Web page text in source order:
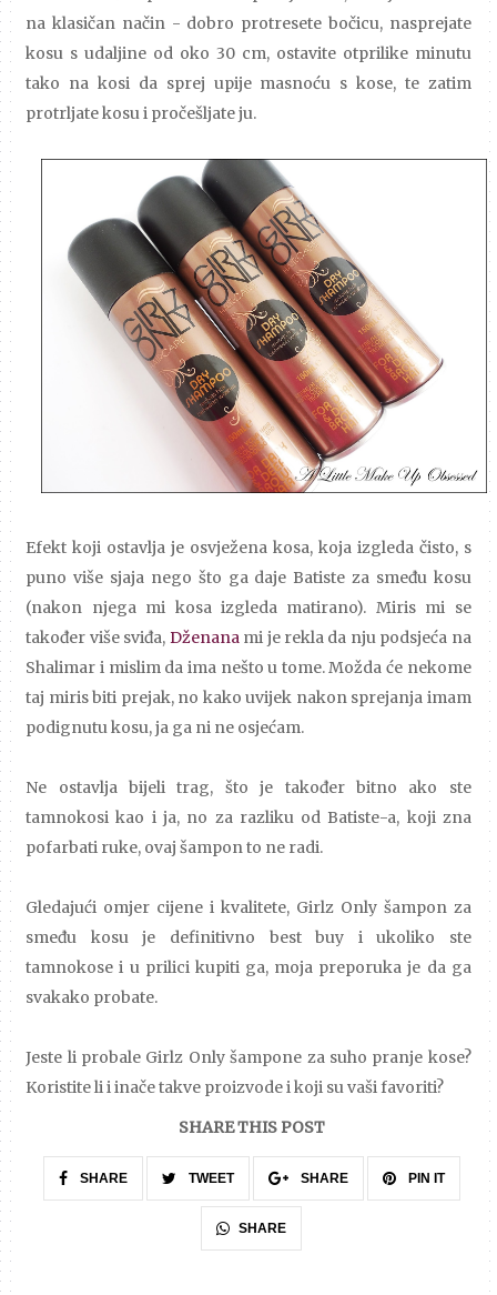
na klasičan način - dobro protresete bočicu, nasprejate
kosu s udaljine od oko 30 cm, ostavite otprilike minutu
tako na kosi da sprej upije masnoću s kose, te zatim
protrljate kosu i pročešljate ju.
Efekt koji ostavlja je osvježena kosa, koja izgleda čisto, s
puno više sjaja nego što ga daje Batiste za smeđu kosu
(nakon njega mi kosa izgleda matirano). Miris mi se
također više sviđa, Dženanami je rekla da nju podsjeća na
Shalimar i mislim da ima nešto u tome. Možda će nekome
taj miris biti prejak, no kako uvijek nakon sprejanja imam
podignutu kosu, ja ga ni ne osjećam.
Ne ostavlja bijeli trag, što je također bitno ako ste
tamnokosi kao i ja, no za razliku od Batiste-a, koji zna
pofarbati ruke, ovaj šampon to ne radi.
Gledajući omjer cijene i kvalitete, Girlz Only šampon za
smeđu kosu je definitivno best buy i ukoliko ste
tamnokose i u prilici kupiti ga, moja preporuka je da ga
svakako probate.
Jeste li probale Girlz Only šampone za suho pranje kose?
Koristite li i inače takve proizvode i koji su vaši favoriti?
SHARE THIS POST
SHARE TWEET SHARE PIN IT
SHARE